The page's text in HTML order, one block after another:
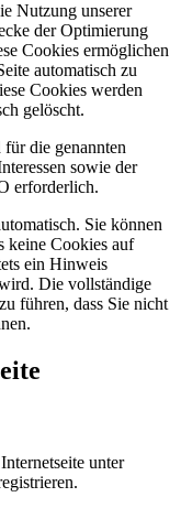
Nutzung unserer
der Optimierung
Cookies ermöglichen
automatisch zu
Cookies werden
gelöscht.
die genannten
sowie der
erforderlich.
Sie können
keine Cookies auf
ein Hinweis
Die vollständige
führen, dass Sie nicht
unter